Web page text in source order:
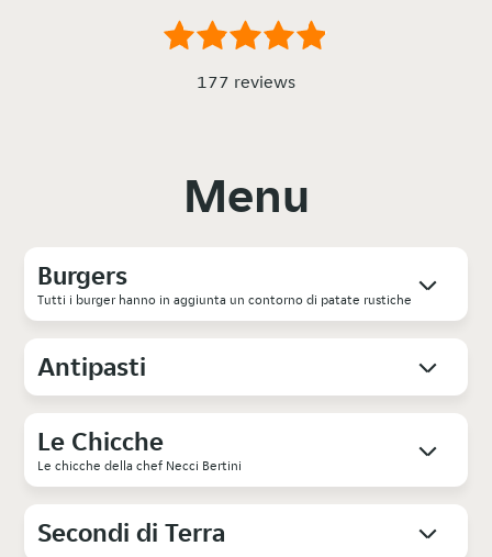
177 reviews
Menu
Burgers
Tutti i burger hanno in aggiunta un contorno di patate rustiche
Antipasti
Le Chicche
Le chicche della chef Necci Bertini
Secondi di Terra